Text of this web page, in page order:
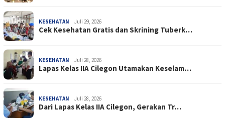
KESEHATAN Juli 29, 2026
Cek Kesehatan Gratis dan Skrining Tuberk…
KESEHATAN Juli 28, 2026
Lapas Kelas IIA Cilegon Utamakan Keselam…
KESEHATAN Juli 28, 2026
Dari Lapas Kelas IIA Cilegon, Gerakan Tr…